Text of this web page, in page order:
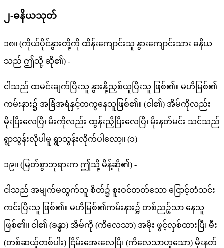
၂-ဓနိယသုတ်
၁၈။ (ကိုယ်ပိုင်နွားတို့ကို ထိန်းကျောင်းသူ နွားကျောင်းသား ဓနိယ
သည် ဤသို့ ဆို၏) -
ငါသည် ထမင်းချက်ပြီးသူ နွားနို့ညှစ်ယူပြီးသူ ဖြစ်၏။ မဟီမြစ်၏
ကမ်းနား၌ အခြံအရံနှင့်တကွနေသူဖြစ်၏။ (ငါ၏) အိမ်ကိုလည်း
မိုးပြီးလေပြီ၊ မီးကိုလည်း ထွန်းညှိပြီးလေပြီ၊ မိုးနတ်မင်း သင်သည်
ရွာသွန်းလိုပါမူ ရွာသွန်းလိုက်ပါလော့။ (၁)
၁၉။ (မြတ်စွာဘုရားက ဤသို့ မိန့်ဆို၏) -
ငါသည် အမျက်မထွက်သူ စိတ်၌ စူးဝင်တတ်သော ငြောင့်တံသင်း
ကင်းပြီးသူ ဖြစ်၏။ မဟီမြစ်၏ကမ်းနား၌ တစ်ညဉ့်သာ နေသူ
ဖြစ်၏။ ငါ၏ (ခန္ဓာ) အိမ်ကို (ကိလေသာ) အမိုး ဖွင့်လှစ်ထားပြီ၊ မီး
(တစ်ဆယ့်တစ်ပါး) ငြိမ်းအေးလေပြီ၊ (ကိလေသာဟူသော) မိုးနတ်